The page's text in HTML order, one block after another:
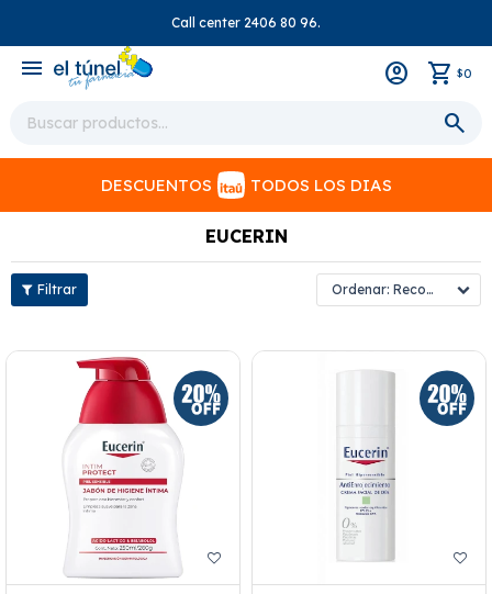
Call center 2406 80 96.
menu $0
DESCUENTOS TODOS LOS DIAS
EUCERIN
Recomendados
close